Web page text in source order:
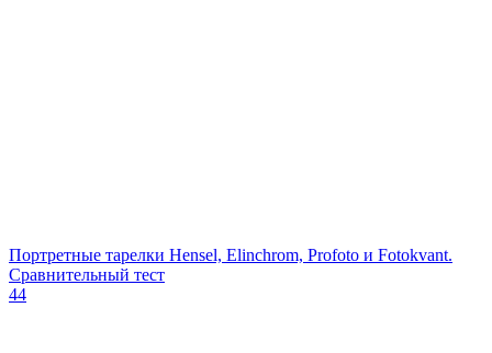
Портретные тарелки Hensel, Elinchrom, Profoto и Fotokvant.
Сравнительный тест
44